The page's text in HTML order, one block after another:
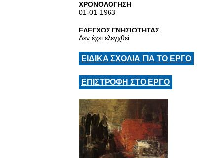
ΧΡΟΝΟΛΟΓΗΣΗ
01-01-1963
ΕΛΕΓΧΟΣ ΓΝΗΣΙΟΤΗΤΑΣ
Δεν έχει ελεγχθεί
ΕΙΔΙΚΑ ΣΧΟΛΙΑ ΓΙΑ ΤΟ ΕΡΓΟ
ΕΠΙΣΤΡΟΦΗ ΣΤΟ ΕΡΓΟ